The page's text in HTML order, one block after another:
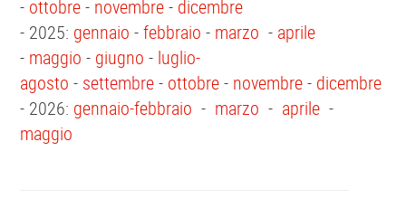
- ottobre- novembre- dicembre
- 2025: gennaio -febbraio - marzo - aprile
- maggio - giugno - luglio-
agosto - settembre- ottobre- novembre- dicembre
- 2026: gennaio-febbraio - marzo - aprile -
maggio